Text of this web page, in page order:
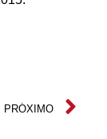
PRÓXIMO